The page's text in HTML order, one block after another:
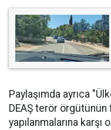
Paylaşımda ayrıca
DEAŞ terör
yapılanmalarına karşı